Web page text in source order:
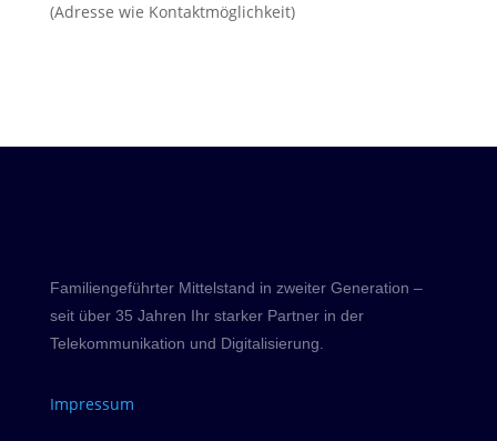
(Adresse wie Kontaktmöglichkeit)
Familiengeführter Mittelstand in zweiter Generation –
seit über 35 Jahren Ihr starker Partner in der
Telekommunikation und Digitalisierung.
Impressum